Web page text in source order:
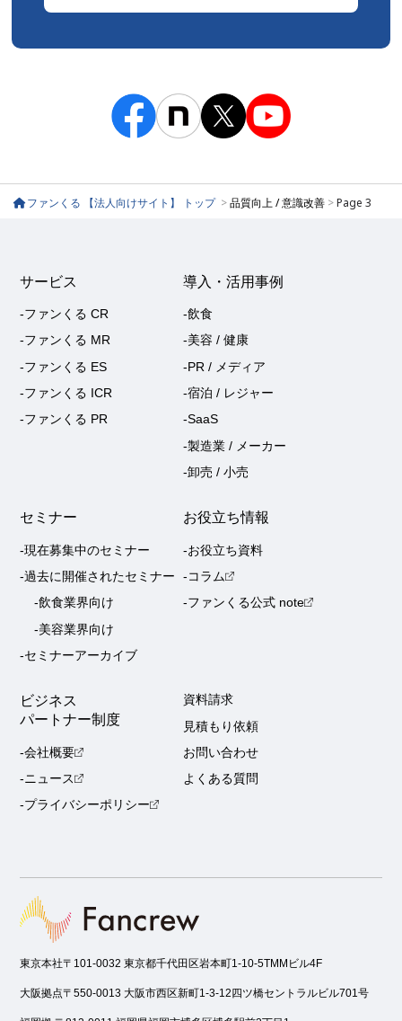
ファンくる 【法人向けサイト】 トップ >品質向上 / 意識改善 >Page 3
サービス
-ファンくる CR
-ファンくる MR
-ファンくる ES
-ファンくる ICR
-ファンくる PR
導入・活用事例
-飲食
-美容 / 健康
-PR / メディア
-宿泊 / レジャー
-SaaS
-製造業 / メーカー
-卸売 / 小売
セミナー
-現在募集中のセミナー
-過去に開催されたセミナー
-飲食業界向け
-美容業界向け
-セミナーアーカイブ
お役立ち情報
-お役立ち資料
-コラム
-ファンくる公式 note
ビジネス
パートナー制度
-会社概要
-ニュース
-プライバシーポリシー
資料請求
見積もり依頼
お問い合わせ
よくある質問
東京本社〒101-0032 東京都千代田区岩本町1-10-5TMMビル4F
大阪拠点〒550-0013 大阪市西区新町1-3-12四ツ橋セントラルビル701号